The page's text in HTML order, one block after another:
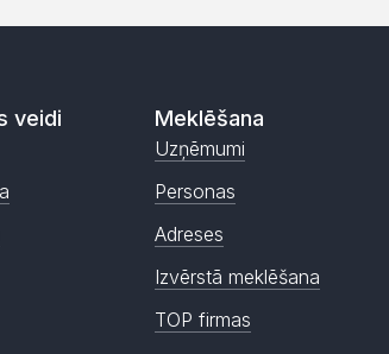
veidi Meklēšana
Uzņēmumi
Personas
Adreses
Izvērstā meklēšana
TOP firmas